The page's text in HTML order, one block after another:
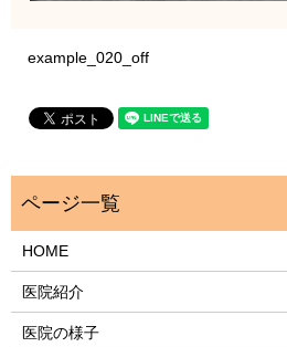
example_020_off
HOME
医院紹介
医院の様子